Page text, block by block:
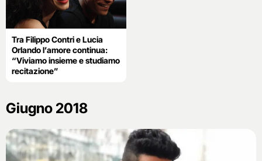
Tra Filippo Contri e Lucia
Orlando l’amore continua:
“Viviamo insieme e studiamo
recitazione”
Giugno 2018